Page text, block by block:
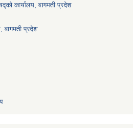
कार्यालय, बागमती प्रदेश
बागमती प्रदेश